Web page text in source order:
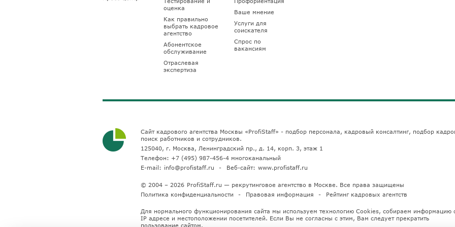
оценка
Как правильно
выбрать кадровое
агентство
Абонентское
обслуживание
Отраслевая
экспертиза
Ваше мнение
Услуги для
соискателя
Спрос по
вакансиям
Сайт кадрового агентства Москвы «ProfiStaff» - подбор персонала, кадровый консалтинг, подбор
поиск работников и сотрудников.
125040, г. Москва, Ленинградский пр., д. 14, корп. 3, этаж 1
Телефон: +7 (495) 987-456-4 многоканальный
E-mail: info@profistaff.ru Веб-сайт: www.profistaff.ru
© 2004 – 2026 ProfiStaff.ru — рекрутинговое агентство в Москве. Все права защищены
Политика конфиденциальности
Правовая информация Рейтинг кадровых агентств
Для нормального функционирования сайта мы используем технологию Cookies, собираем информацию
IP адресе и местоположении посетителей. Если Вы не согласны с этим, Вам следует прекратить
пользование сайтом.